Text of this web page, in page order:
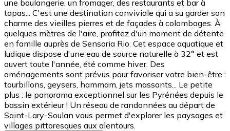
une boulangerie, un fromager, des restaurants et bar à
tapas... C'est une destination conviviale qui a su garder son
charme des vieilles pierres et de façades à colombages. À
quelques mètres de l'aire, profitez d'un moment de détente
en famille auprès de Sensoria Rio. Cet espace aquatique et
ludique dispose d'une eau de source naturelle à 32° et est
ouvert toute l'année, été comme hiver. Des
aménagements sont prévus pour favoriser votre bien-être :
tourbillons, geysers, hammam, jets massants... Le petite
plus : le panorama exceptionnel sur les Pyrénées depuis le
bassin extérieur ! Un réseau de randonnées au départ de
Saint-Lary-Soulan vous permet d'explorer les paysages et
villages pittoresques aux alentours.